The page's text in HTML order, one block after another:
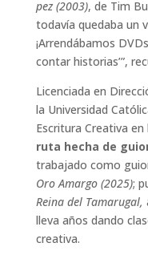
pez (2003), de Tim
todavía quedaba un
¡Arrendábamos
contar historias’”,
Licenciada en
la Universidad
Escritura Creativa en
ruta hecha de
trabajado como
Oro Amargo (2025);
Reina del Tamarugal,
lleva años dando
creativa.